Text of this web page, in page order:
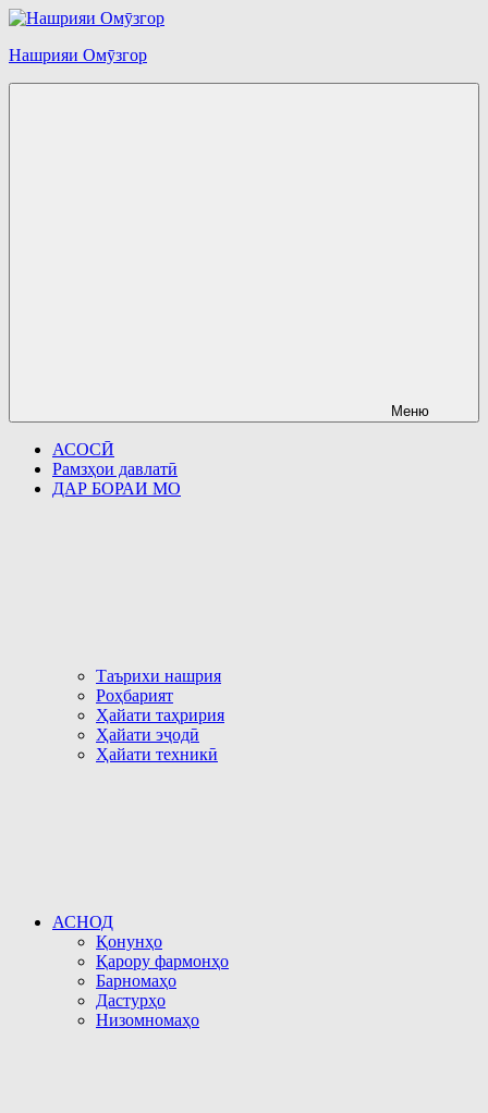
Перейти
содержимому
Нашрияи Омӯзгор
Меню
АСОСӢ
Рамзҳои давлатӣ
ДАР БОРАИ МО
Таърихи нашрия
Роҳбарият
Ҳайати таҳририя
Ҳайати эҷодӣ
Ҳайати техникӣ
АСНОД
Қонунҳо
Қарору фармонҳо
Барномаҳо
Дастурҳо
Низомномаҳо